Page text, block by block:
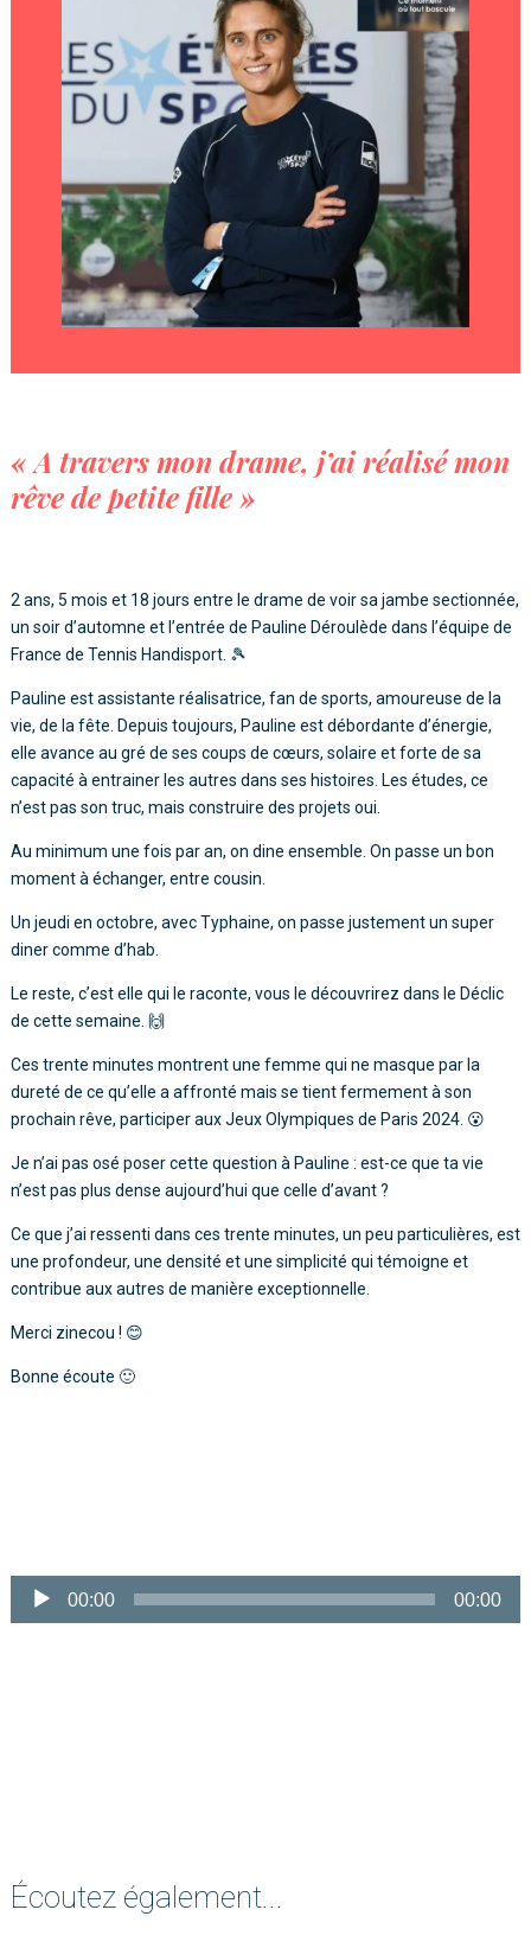
« A travers mon drame, j’ai réalisé mon
rêve de petite fille »
2 ans, 5 mois et 18 jours entre le drame de voir sa jambe sectionnée,
un soir d’automne et l’entrée de Pauline Déroulède dans l’équipe de
France de Tennis Handisport. 🎾
Pauline est assistante réalisatrice, fan de sports, amoureuse de la
vie, de la fête. Depuis toujours, Pauline est débordante d’énergie,
elle avance au gré de ses coups de cœurs, solaire et forte de sa
capacité à entrainer les autres dans ses histoires. Les études, ce
n’est pas son truc, mais construire des projets oui.
Au minimum une fois par an, on dine ensemble. On passe un bon
moment à échanger, entre cousin.
Un jeudi en octobre, avec Typhaine, on passe justement un super
diner comme d’hab.
Le reste, c’est elle qui le raconte, vous le découvrirez dans le Déclic
de cette semaine. 🙌
Ces trente minutes montrent une femme qui ne masque par la
dureté de ce qu’elle a affronté mais se tient fermement à son
prochain rêve, participer aux Jeux Olympiques de Paris 2024. 😮
Je n’ai pas osé poser cette question à Pauline : est-ce que ta vie
n’est pas plus dense aujourd’hui que celle d’avant ?
Ce que j’ai ressenti dans ces trente minutes, un peu particulières, est
une profondeur, une densité et une simplicité qui témoigne et
contribue aux autres de manière exceptionnelle.
Merci zinecou ! 😊
Bonne écoute 🙂
00:00 00:00
Écoutez également...